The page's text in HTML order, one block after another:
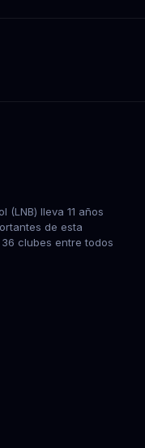
(LNB) lleva 11 años
de esta
clubes entre todos